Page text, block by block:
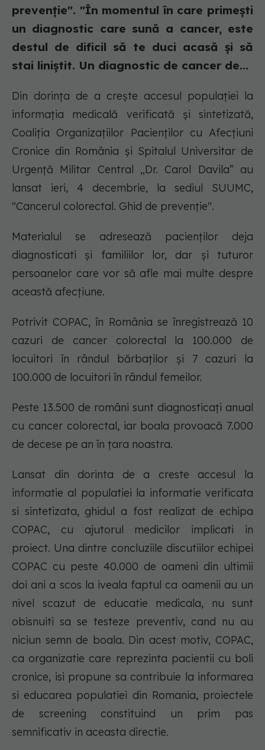
prevenție". "În momentul în care primești
un diagnostic care sună a cancer, este
destul de dificil să te duci acasă și să
stai liniștit. Un diagnostic de cancer de...
Din dorința de a crește accesul populației la
informația medicală verificată și sintetizată,
Coaliția Organizațiilor Pacienților cu Afecțiuni
Cronice din România și Spitalul Universitar de
Urgență Militar Central „Dr. Carol Davila” au
lansat ieri, 4 decembrie, la sediul SUUMC,
"Cancerul colorectal. Ghid de prevenție".
Materialul se adresează pacienților deja
diagnosticati și familiilor lor, dar și tuturor
persoanelor care vor să afle mai multe despre
această afecțiune.
Potrivit COPAC, în România se înregistrează 10
cazuri de cancer colorectal la 100.000 de
locuitori în rândul bărbaților și 7 cazuri la
100.000 de locuitori în rândul femeilor.
Peste 13.500 de români sunt diagnosticați anual
cu cancer colorectal, iar boala provoacă 7.000
de decese pe an în țara noastra.
Lansat din dorinta de a creste accesul la
informatie al populatiei la informatie verificata
si sintetizata, ghidul a fost realizat de echipa
COPAC, cu ajutorul medicilor implicati in
proiect. Una dintre concluziile discutiilor echipei
COPAC cu peste 40.000 de oameni din ultimii
doi ani a scos la iveala faptul ca oamenii au un
nivel scazut de educatie medicala, nu sunt
obisnuiti sa se testeze preventiv, cand nu au
niciun semn de boala. Din acest motiv, COPAC,
ca organizatie care reprezinta pacientii cu boli
cronice, isi propune sa contribuie la informarea
si educarea populatiei din Romania, proiectele
de screening constituind un prim pas
semnificativ in aceasta directie.